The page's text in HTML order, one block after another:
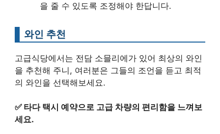
을 줄 수 있도록 조정해야 한답니다.
와인 추천
고급식당에서는 전담 소믈리에가 있어 최상의 와인
을 추천해 주니, 여러분은 그들의 조언을 듣고 최적
의 와인을 선택해보세요.
✅ 타다 택시 예약으로 고급 차량의 편리함을 느껴보
세요.